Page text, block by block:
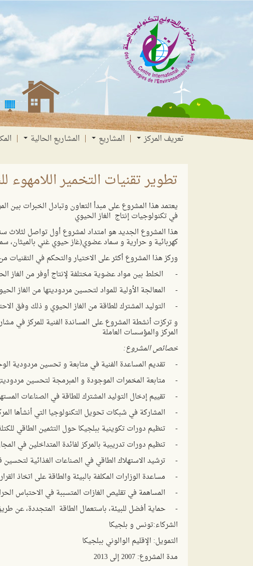
انتقل
القائمة
انتقال
المحتوى
الانتقال
البحث
تعريف المركز المشاريع المشاريع الحالية
تطوير تقنيات التخمير اللامهوء
يعتمد هذا المشروع على مبدأ التعاون وتبادل الخبرات بين
في تكنولوجيات إنتاج الغاز الحيوي
هذا المشروع الجديد هو امتداد لمشروع أول تواصل لثلاث
كهربائية و حرارية و سماد عضوي(غاز حيوي غني بالميثان،
وركز هذا المشروع أكثر على الاختيار والتحكم في التقنيات
- الخلط بين مواد عضوية مختلفة لإنتاج أوفر من الغاز
- المعالجة الأولية للمواد لتحسين مردوديتها من الغاز
- التوليد المشترك للطاقة من الغاز الحيوي و ذلك وفق
و تركزت أنشطة المشروع على المساندة الفنية للمركز في
المركز والمؤسسات العاملة
خصائص المشروع:
- تقديم المساعدة الفنية في متابعة و تحسين مردودية
- متابعة المخمرات الموجودة و المبرمجة لتحسين
- تقييم إدخال التوليد المشترك للطاقة في الصناعات
- المشاركة في شبكات تحويل التكنولوجيا التي أنشأها
- تنظيم دورات تكوينية ببلجيكا حول التثمين الطاقي
- تنظيم دورات تدريبية بالمركز لفائدة المتداخلين في
- ترشيد الاستهلاك الطاقي في الصناعات الغذائية لتحسين
- مساعدة الوزارات المكلفة بالبيئة والطاقة على اتخاذ
- المساهمة في تقليص الغازات المتسببة في الاحتباس
- حماية أفضل للبيئة، باستعمال الطاقة المتجددة، عن
الشركاء:تونس و بلجيكا
التمويل: الإقليم الوالوني ببلجيكا
مدة المشروع: 2007 إلى 2013